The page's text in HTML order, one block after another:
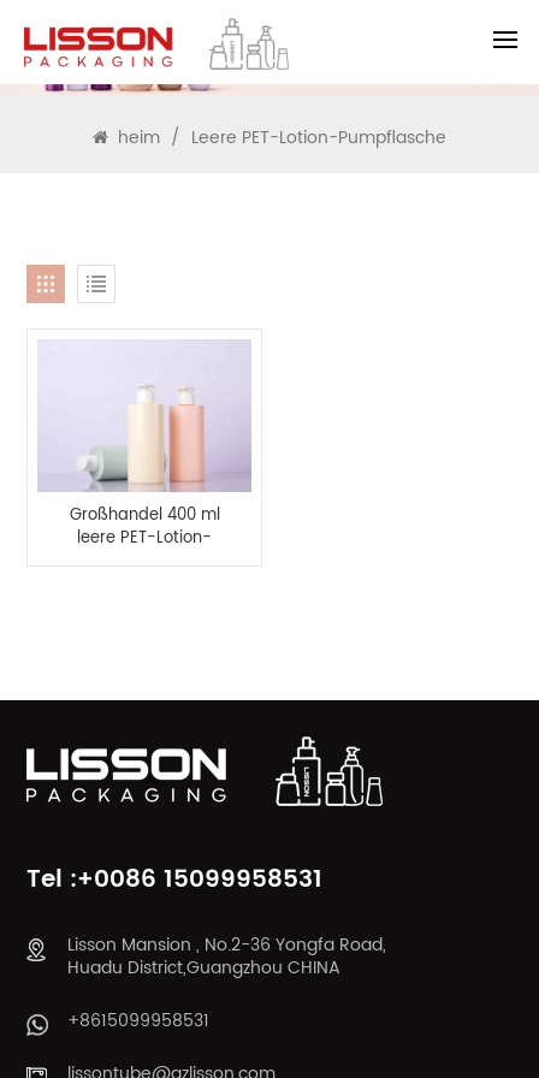
SUCHEN
heim / Leere PET-Lotion-Pumpflasche
Großhandel 400 ml
leere PET-Lotion-
Pumpflasche
Tel :+0086 15099958531
Lisson Mansion , No.2-36 Yongfa Road,
Huadu District,Guangzhou CHINA
+8615099958531